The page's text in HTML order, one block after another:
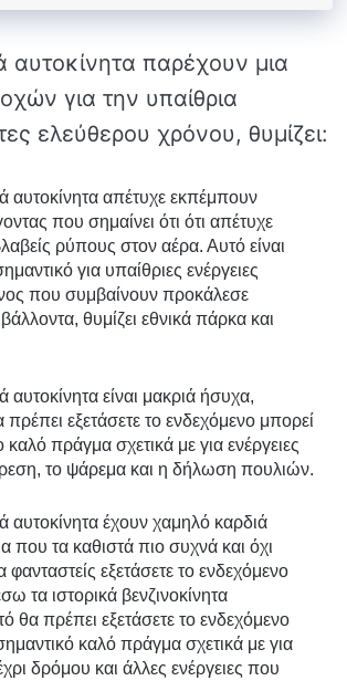
αυτοκίνητα παρέχουν μια
για την υπαίθρια
ελεύθερου χρόνου, θυμίζει:
αυτοκίνητα απέτυχε εκπέμπουν
που σημαίνει ότι ότι απέτυχε
ρύπους στον αέρα. Αυτό είναι
για υπαίθριες ενέργειες
που συμβαίνουν προκάλεσε
θυμίζει εθνικά πάρκα και
αυτοκίνητα είναι μακριά ήσυχα,
εξετάσετε το ενδεχόμενο μπορεί
καλό πράγμα σχετικά με για ενέργειες
το ψάρεμα και η δήλωση πουλιών.
αυτοκίνητα έχουν χαμηλό καρδιά
που τα καθιστά πιο συχνά και όχι
εξετάσετε το ενδεχόμενο
τα ιστορικά βενζινοκίνητα
θα πρέπει εξετάσετε το ενδεχόμενο
καλό πράγμα σχετικά με για
δρόμου και άλλες ενέργειες που